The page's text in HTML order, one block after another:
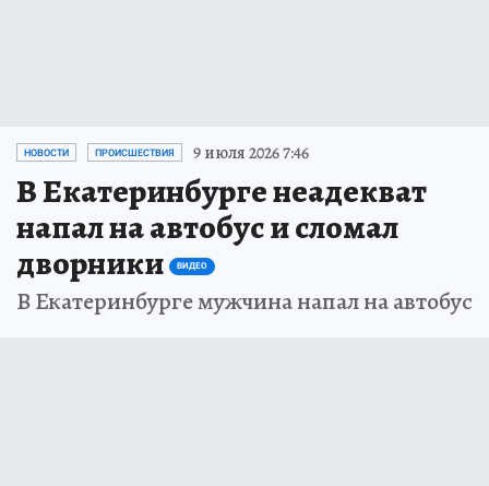
НОВОСТИ ПРОИСШЕСТВИЯ 9 июля 2026 7:46
В Екатеринбурге неадекват
напал на автобус и сломал
дворники
ВИДЕО
В Екатеринбурге мужчина напал на автобус